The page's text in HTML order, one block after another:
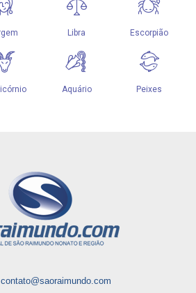
contato@saoraimundo.com